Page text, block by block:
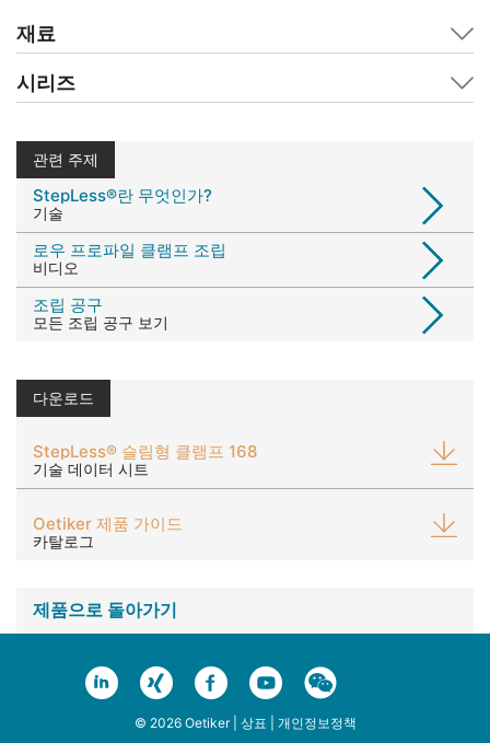
재료
시리즈
관련 주제
StepLess®란 무엇인가?
기술
로우 프로파일 클램프 조립
비디오
조립 공구
모든 조립 공구 보기
다운로드
StepLess® 슬림형 클램프 168
기술 데이터 시트
Oetiker 제품 가이드
카탈로그
제품으로 돌아가기
© 2026 Oetiker | 상표 개인정보정책